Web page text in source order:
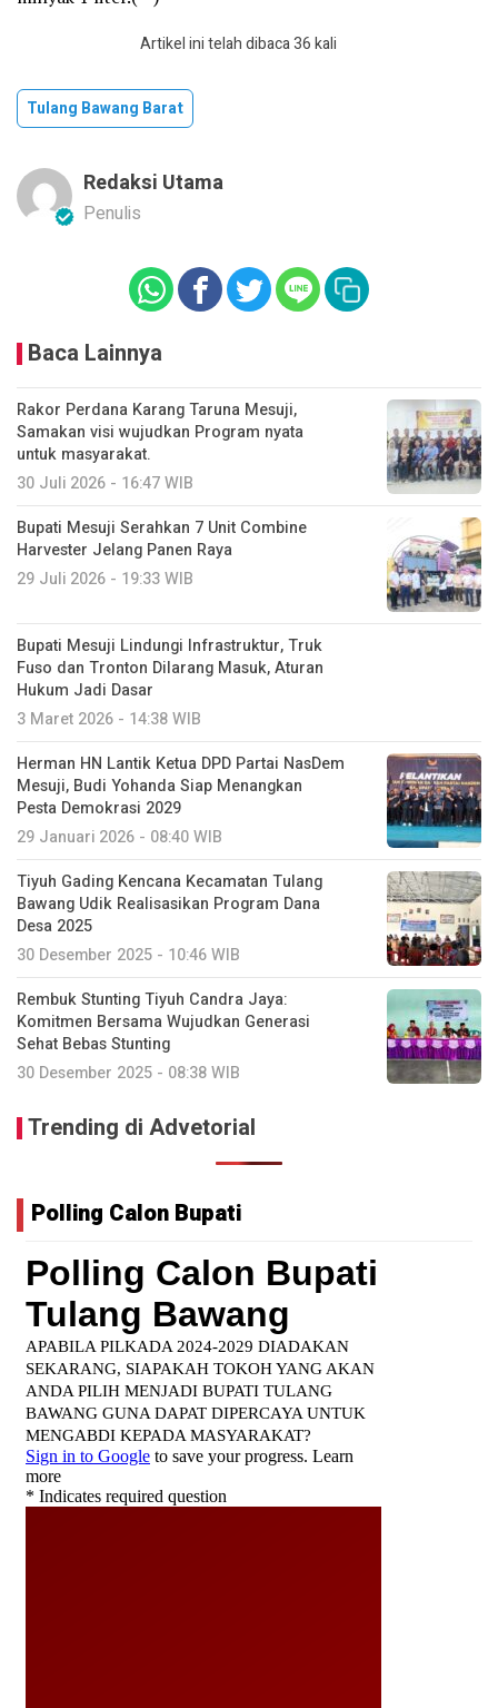
Artikel ini telah dibaca 36 kali
Tulang Bawang Barat
Redaksi Utama
Penulis
Baca Lainnya
Rakor Perdana Karang Taruna Mesuji,
Samakan visi wujudkan Program nyata
untuk masyarakat.
30 Juli 2026 - 16:47 WIB
Bupati Mesuji Serahkan 7 Unit Combine
Harvester Jelang Panen Raya
29 Juli 2026 - 19:33 WIB
Bupati Mesuji Lindungi Infrastruktur, Truk
Fuso dan Tronton Dilarang Masuk, Aturan
Hukum Jadi Dasar
3 Maret 2026 - 14:38 WIB
Herman HN Lantik Ketua DPD Partai NasDem
Mesuji, Budi Yohanda Siap Menangkan
Pesta Demokrasi 2029
29 Januari 2026 - 08:40 WIB
Tiyuh Gading Kencana Kecamatan Tulang
Bawang Udik Realisasikan Program Dana
Desa 2025
30 Desember 2025 - 10:46 WIB
Rembuk Stunting Tiyuh Candra Jaya:
Komitmen Bersama Wujudkan Generasi
Sehat Bebas Stunting
30 Desember 2025 - 08:38 WIB
Trending di Advetorial
Polling Calon Bupati